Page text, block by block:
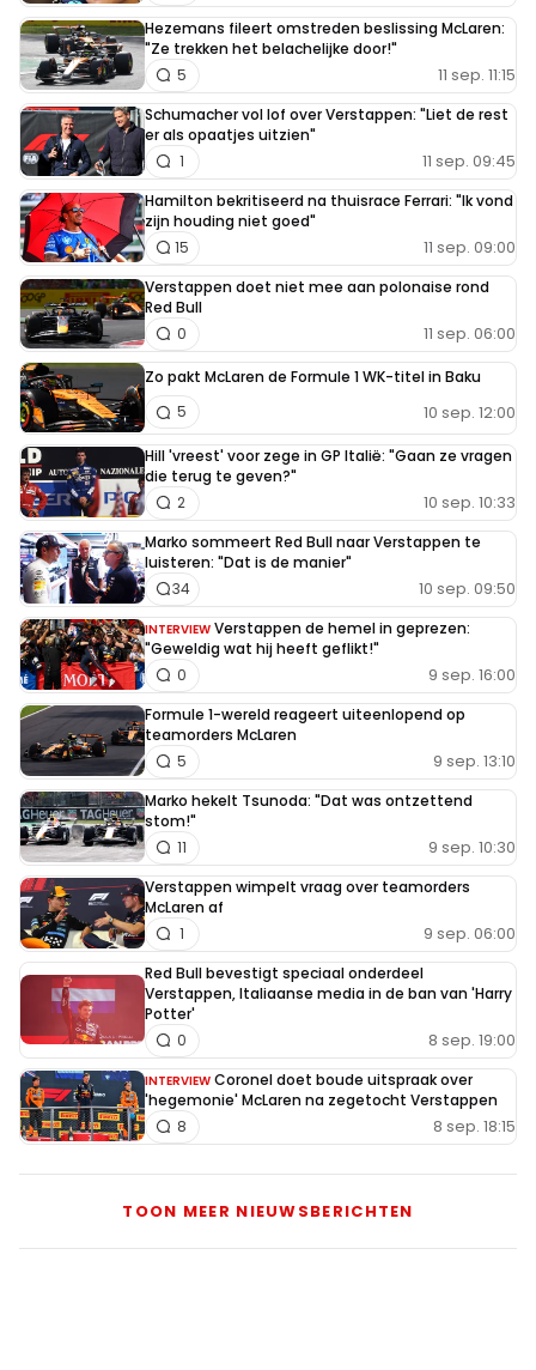
Hezemans fileert omstreden beslissing McLaren:
"Ze trekken het belachelijke door!"
11 sep. 11:15
5
Schumacher vol lof over Verstappen: "Liet de rest
er als opaatjes uitzien"
11 sep. 09:45
1
Hamilton bekritiseerd na thuisrace Ferrari: "Ik vond
zijn houding niet goed"
11 sep. 09:00
15
Verstappen doet niet mee aan polonaise rond
Red Bull
11 sep. 06:00
0
Zo pakt McLaren de Formule 1 WK-titel in Baku
10 sep. 12:00
5
Hill 'vreest' voor zege in GP Italië: "Gaan ze vragen
die terug te geven?"
10 sep. 10:33
2
Marko sommeert Red Bull naar Verstappen te
luisteren: "Dat is de manier"
10 sep. 09:50
34
INTERVIEW Verstappen de hemel in geprezen:
"Geweldig wat hij heeft geflikt!"
9 sep. 16:00
0
Formule 1-wereld reageert uiteenlopend op
teamorders McLaren
9 sep. 13:10
5
Marko hekelt Tsunoda: "Dat was ontzettend
stom!"
9 sep. 10:30
11
Verstappen wimpelt vraag over teamorders
McLaren af
9 sep. 06:00
1
Red Bull bevestigt speciaal onderdeel
Verstappen, Italiaanse media in de ban van 'Harry
Potter'
8 sep. 19:00
0
INTERVIEW Coronel doet boude uitspraak over
'hegemonie' McLaren na zegetocht Verstappen
8 sep. 18:15
8
TOON MEER NIEUWSBERICHTEN